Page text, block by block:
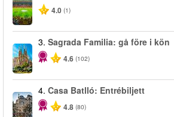
4.0 (1)
3. Sagrada Familia: gå före i kön
4.6 (102)
4. Casa Batlló: Entrébiljett
4.8 (80)